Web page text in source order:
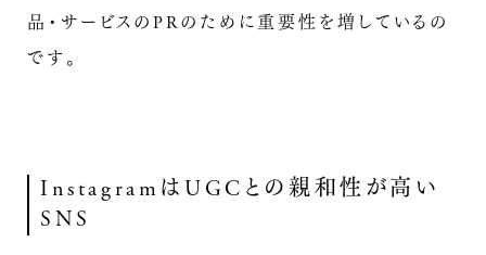
品・サービスのPRのために重要性を増しているの
です。
InstagramはUGCとの親和性が高い
SNS